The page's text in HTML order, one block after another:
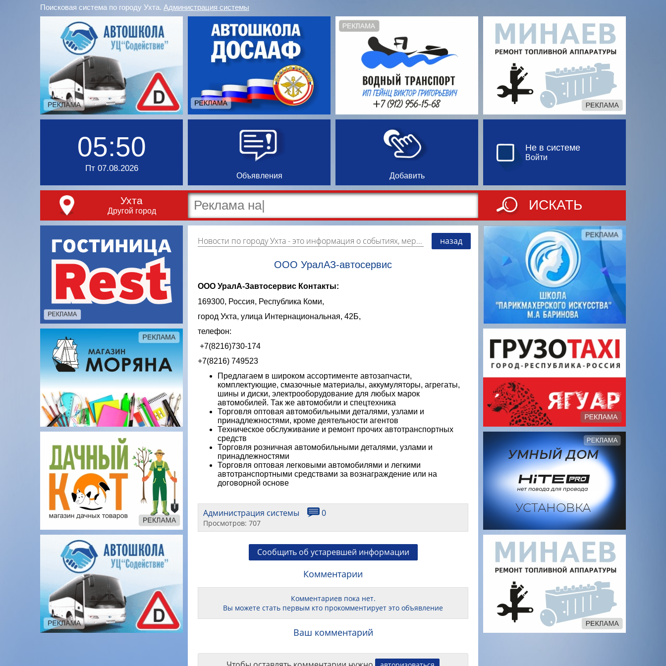
Поисковая система по городу Ухта. Администрация системы
05:50
Пт 07.08.2026
Объявления Добавить
Не в системе
Войти
Ухта
Другой город ИСКАТЬ
Новости по городу Ухта- это информация о событиях, мероприятиях и торгово-коммерческой деятельности города. Страницу наполняют платные и бесплатные объявления, имеющие функцию "поднятия вверх списка". назад
ООО УралАЗ-автосервис
ООО УралА-Завтосервис Контакты:
169300, Россия, Республика Коми,
город Ухта, улица Интернациональная, 42Б,
телефон:
+7(8216)730-174
+7(8216) 749523
Предлагаем в широком ассортименте автозапчасти,
комплектующие, смазочные материалы, аккумуляторы, агрегаты,
шины и диски, электрооборудование для любых марок
автомобилей. Так же автомобили и спецтехника
Торговля оптовая автомобильными деталями, узлами и
принадлежностями, кроме деятельности агентов
Техническое обслуживание и ремонт прочих автотранспортных
средств
Торговля розничная автомобильными деталями, узлами и
принадлежностями
Торговля оптовая легковыми автомобилями и легкими
автотранспортными средствами за вознаграждение или на
договорной основе
Администрация системы 0
Просмотров: 707
Сообщить об устаревшей информации
Комментарии
Комментариев пока нет.
Вы можете стать первым кто прокомментирует это объявление
Ваш комментарий